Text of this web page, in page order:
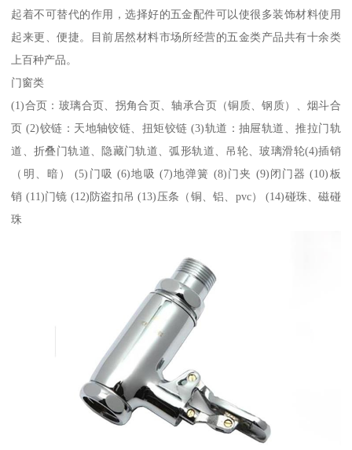
起着不可替代的作用，选择好的五金配件可以使很多装饰材料使用
起来更、便捷。目前居然材料市场所经营的五金类产品共有十余类
上百种产品。
门窗类
(1)合页：玻璃合页、拐角合页、轴承合页（铜质、钢质）、烟斗合
页 (2)铰链：天地轴铰链、扭矩铰链 (3)轨道：抽屉轨道、推拉门轨
道、折叠门轨道、隐藏门轨道、弧形轨道、吊轮、玻璃滑轮(4)插销
（明、暗） (5)门吸 (6)地吸 (7)地弹簧 (8)门夹 (9)闭门器 (10)板
销 (11)门镜 (12)防盗扣吊 (13)压条（铜、铝、pvc） (14)碰珠、磁碰
珠